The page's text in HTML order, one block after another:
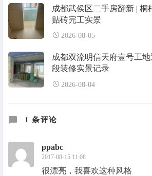
成都武侯区二手房翻新 | 桐
贴砖完工实景
2026-08-05
成都双流明信天府壹号工
段装修实景记录
2026-08-04
1 条评论
ppabc
2017-08-15 11:08
很漂亮，我喜欢这种风格